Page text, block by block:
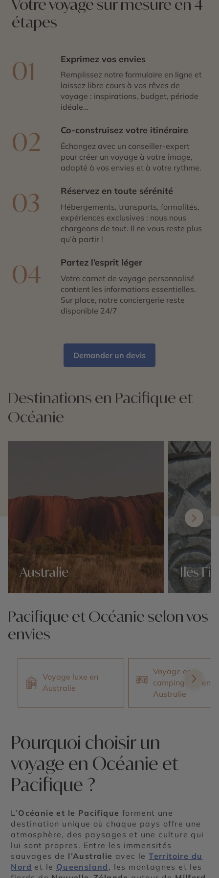
Votre voyage sur mesure en 4
étapes
01 Exprimez vos envies
Remplissez notre formulaire en ligne et
laissez libre cours à vos rêves de
voyage : inspirations, budget, période
idéale…
02 Co-construisez votre itinéraire
Échangez avec un conseiller-expert
pour créer un voyage à votre image,
adapté à vos envies et à votre rythme.
03 Réservez en toute sérénité
Hébergements, transports, formalités,
expériences exclusives : nous nous
chargeons de tout. Il ne vous reste plus
qu’à partir !
04 Partez l’esprit léger
Votre carnet de voyage personnalisé
contient les informations essentielles.
Sur place, notre conciergerie reste
disponible 24/7
Demander un devis
Destinations en Pacifique et
Océanie
Australie Iles
Pacifique et Océanie selon vos
envies
Voyage luxe en
Australie
Voyage en
camping-car en
Australie
Pourquoi choisir un
voyage en Océanie et
Pacifique ?
L’Océanie et le Pacifique forment une
destination unique où chaque pays offre une
atmosphère, des paysages et une culture qui
lui sont propres. Entre les immensités
sauvages de l’Australie avec leTerritoire du
Nord et le Queensland , les montagnes et les